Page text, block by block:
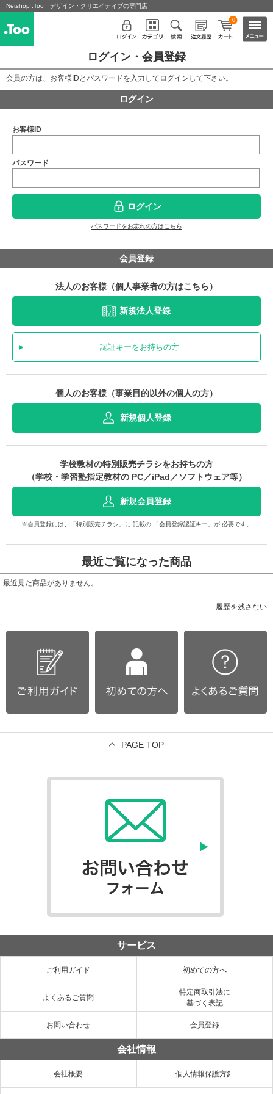
Netshop .Too デザイン・クリエイティブの専門店
0
ログイン・会員登録
会員の方は、お客様IDとパスワードを入力してログインして下さい。
ログイン
お客様ID
パスワード
ログイン
パスワードをお忘れの方はこちら
会員登録
法人のお客様（個人事業者の方はこちら）
新規法人登録
認証キーをお持ちの方
個人のお客様（事業目的以外の個人の方）
新規個人登録
学校教材の特別販売チラシをお持ちの方
（学校・学習塾指定教材の PC／iPad／ソフトウェア等）
新規会員登録
※会員登録には、「特別販売チラシ」に 記載の 「会員登録認証キー」が 必要です。
最近ご覧になった商品
最近見た商品がありません。
履歴を残さない
PAGE TOP
サービス
ご利用ガイド 初めての方へ
よくあるご質問
特定商取引法に
基づく表記
お問い合わせ 会員登録
会社情報
会社概要 個人情報保護方針